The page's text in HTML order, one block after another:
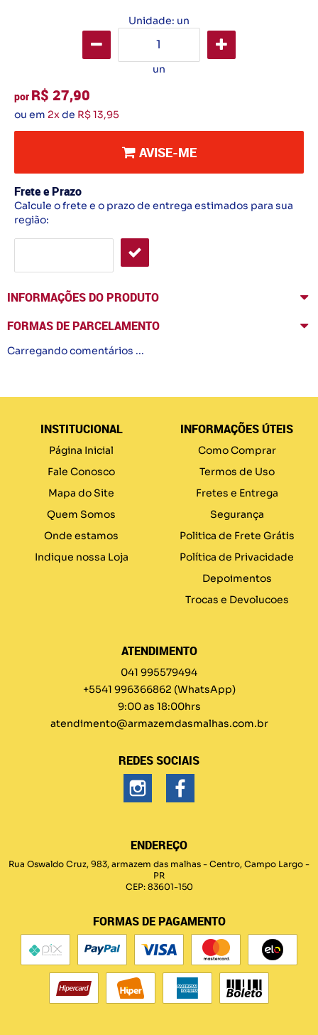
Unidade: un
un
por R$ 27,90
ou em 2xde R$ 13,95
AVISE-ME
Frete e Prazo
Calcule o frete e o prazo de entrega estimados para sua
região:
INFORMAÇÕES DO PRODUTO
FORMAS DE PARCELAMENTO
Carregando comentários ...
INSTITUCIONAL
Página Inicial
Fale Conosco
Mapa do Site
Quem Somos
Onde estamos
Indique nossa Loja
INFORMAÇÕES ÚTEIS
Como Comprar
Termos de Uso
Fretes e Entrega
Segurança
Politica de Frete Grátis
Política de Privacidade
Depoimentos
Trocas e Devolucoes
ATENDIMENTO
041 995579494
+5541 996366862 (WhatsApp)
9:00 as 18:00hrs
atendimento@armazemdasmalhas.com.br
REDES SOCIAIS
ENDEREÇO
Rua Oswaldo Cruz, 983, armazem das malhas - Centro, Campo Largo -
PR
CEP: 83601-150
FORMAS DE PAGAMENTO